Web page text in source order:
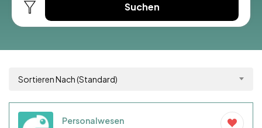
Suchen
Sortieren Nach (Standard)
Personalwesen